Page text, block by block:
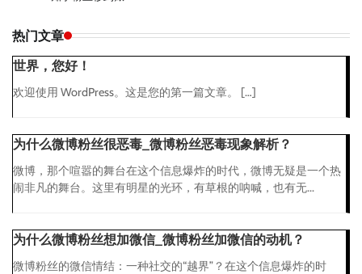
热门文章
世界，您好！
欢迎使用 WordPress。这是您的第一篇文章。 […]
为什么微博粉丝很恶毒_微博粉丝恶毒现象解析？
微博，那个喧嚣的舞台在这个信息爆炸的时代，微博无疑是一个热
闹非凡的舞台。这里有明星的光环，有草根的呐喊，也有无...
为什么微博粉丝想加微信_微博粉丝加微信的动机？
微博粉丝的微信情结：一种社交的“越界”？在这个信息爆炸的时